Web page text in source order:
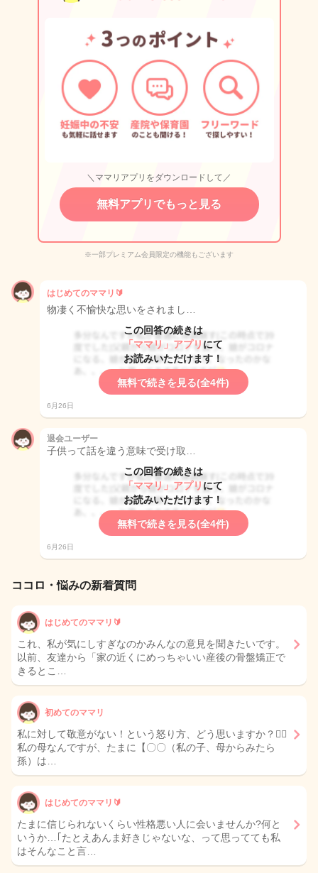
＼ママリアプリをダウンロードして／
無料アプリでもっと見る
※一部プレミアム会員限定の機能もございます
はじめてのママリ🔰
物凄く不愉快な思いをされまし…
この回答の続きは
「ママリ」アプリ にて
お読みいただけます！
無料で続きを見る(全4件)
6月26日
退会ユーザー
子供って話を違う意味で受け取…
この回答の続きは
「ママリ」アプリ にて
お読みいただけます！
無料で続きを見る(全4件)
6月26日
ココロ・悩みの新着質問
はじめてのママリ🔰
これ、私が気にしすぎなのかみんなの意見を聞きたいです。
以前、友達から「家の近くにめっちゃいい産後の骨盤矯正で
きるとこ…
初めてのママリ
私に対して敬意がない！という怒り方、どう思いますか？🙇‍♀️
私の母なんですが、たまに【〇〇（私の子、母からみたら
孫）は…
はじめてのママリ🔰
たまに信じられないくらい性格悪い人に会いませんか?何と
いうか…｢たとえあんま好きじゃないな、って思ってても私
はそんなこと言…